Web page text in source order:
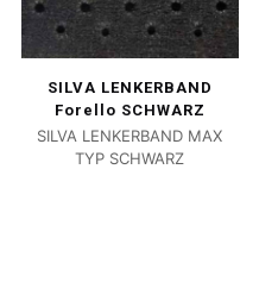
SILVA LENKERBAND
Forello SCHWARZ
SILVA LENKERBAND MAX
TYP SCHWARZ